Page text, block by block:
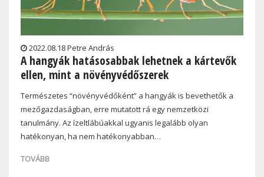
2022.08.18 Petre András
A hangyák hatásosabbak lehetnek a kártevők
ellen, mint a növényvédőszerek
Természetes “növényvédőként” a hangyák is bevethetők a
mezőgazdaságban, erre mutatott rá egy nemzetközi
tanulmány. Az ízeltlábúakkal ugyanis legalább olyan
hatékonyan, ha nem hatékonyabban…
TOVÁBB